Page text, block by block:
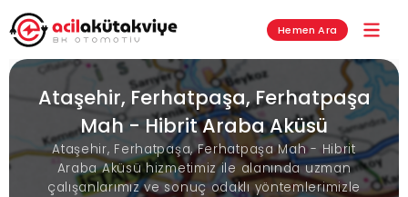
Hemen Ara
Ataşehir, Ferhatpaşa, Ferhatpaşa
Mah - Hibrit Araba Aküsü
Ataşehir, Ferhatpaşa, Ferhatpaşa Mah - Hibrit
Araba Aküsü hizmetimiz ile alanında uzman
çalışanlarımız ve sonuç odaklı yöntemlerimizle